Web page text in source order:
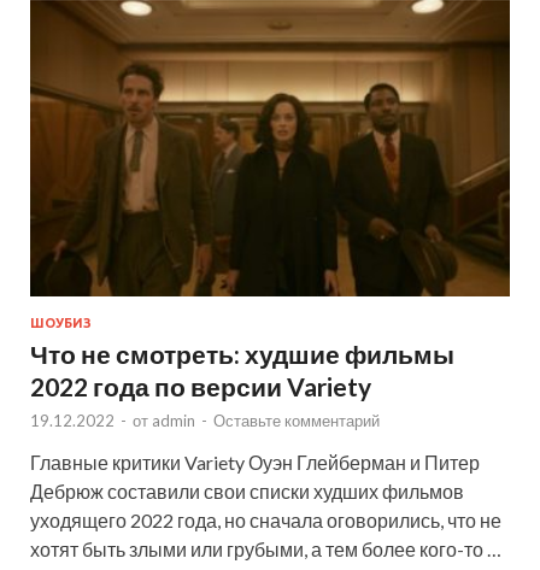
ШОУБИЗ
Что не смотреть: худшие фильмы
2022 года по версии Variety
19.12.2022 - от admin - Оставьте комментарий
Главные критики Variety Оуэн Глейберман и Питер
Дебрюж составили свои списки худших фильмов
уходящего 2022 года, но сначала оговорились, что не
хотят быть злыми или грубыми, а тем более кого-то …